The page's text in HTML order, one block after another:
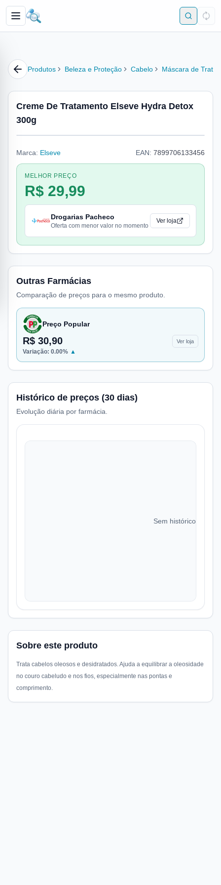
Produtos Beleza e Proteção Cabelo Máscara de
Creme De Tratamento Elseve Hydra Detox
300g
Marca: Elseve EAN: 7899706133456
MELHOR PREÇO
R$ 29,99
Drogarias Pacheco
Oferta com menor valor no momento
Ver loja
Outras Farmácias
Comparação de preços para o mesmo produto.
Preço Popular
R$ 30,90 Ver loja
Variação: 0.00% ▲
Histórico de preços (30 dias)
Evolução diária por farmácia.
Sem histórico de
Sobre este produto
Trata cabelos oleosos e desidratados. Ajuda a equilibrar a oleosidade
no couro cabeludo e nos fios, especialmente nas pontas e
comprimento.